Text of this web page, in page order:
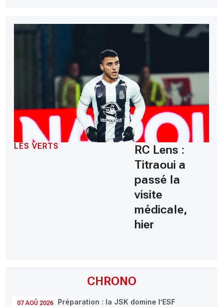
CHRONO
07 AOÛ 2026
Préparation : la JSK domine l’ESF
LES VERTS
RC Lens :
Titraoui a
passé la
visite
médicale,
hier